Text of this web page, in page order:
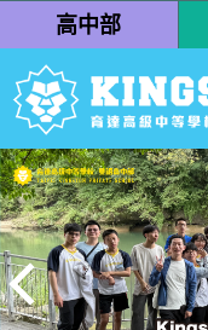
到
主
要
內
容
區
高中部